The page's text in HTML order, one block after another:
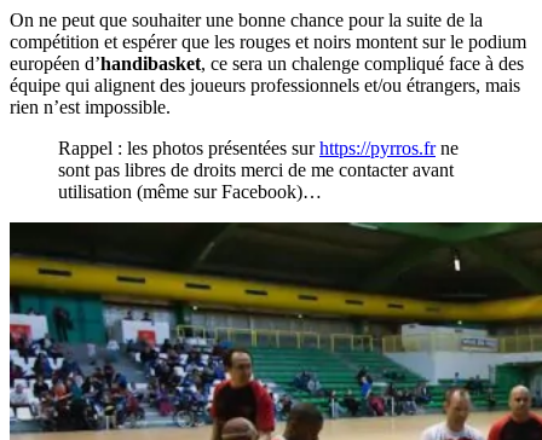
On ne peut que souhaiter une bonne chance pour la suite de la
compétition et espérer que les rouges et noirs montent sur le podium
européen d’handibasket, ce sera un chalenge compliqué face à des
équipe qui alignent des joueurs professionnels et/ou étrangers, mais
rien n’est impossible.
Rappel : les photos présentées surhttps://pyrros.frne
sont pas libres de droits merci de me contacter avant
utilisation (même sur Facebook)…